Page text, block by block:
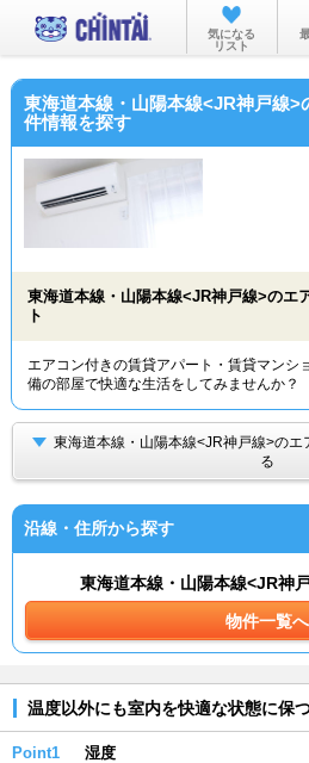
お部屋を探
沿線・
不動産
気になる
リスト
東海道本線・山陽本線<JR神戸線>
件情報を探す
東海道本線・山陽本線<JR神戸線>のエ
ト
エアコン付きの賃貸アパート・賃貸マンシ
備の部屋で快適な生活をしてみませんか？
東海道本線・山陽本線<JR神戸線>のエ
る
沿線・住所から探す
東海道本線・山陽本線<JR神
物件一覧へ
温度以外にも室内を快適な状態に保
Point1 湿度